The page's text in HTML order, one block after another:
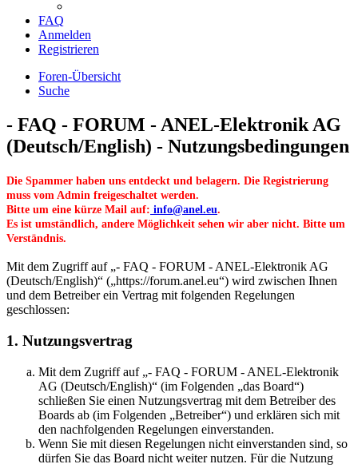
FAQ
Anmelden
Registrieren
Foren-Übersicht
Suche
- FAQ - FORUM - ANEL-Elektronik AG
(Deutsch/English) - Nutzungsbedingungen
Die Spammer haben uns entdeckt und belagern. Die Registrierung
muss vom Admin freigeschaltet werden.
Bitte um eine kürze Mail auf: info@anel.eu.
Es ist umständlich, andere Möglichkeit sehen wir aber nicht. Bitte um
Verständnis.
Mit dem Zugriff auf „- FAQ - FORUM - ANEL-Elektronik AG
(Deutsch/English)“ („https://forum.anel.eu“) wird zwischen Ihnen
und dem Betreiber ein Vertrag mit folgenden Regelungen
geschlossen:
1. Nutzungsvertrag
Mit dem Zugriff auf „- FAQ - FORUM - ANEL-Elektronik
AG (Deutsch/English)“ (im Folgenden „das Board“)
schließen Sie einen Nutzungsvertrag mit dem Betreiber des
Boards ab (im Folgenden „Betreiber“) und erklären sich mit
den nachfolgenden Regelungen einverstanden.
Wenn Sie mit diesen Regelungen nicht einverstanden sind, so
dürfen Sie das Board nicht weiter nutzen. Für die Nutzung